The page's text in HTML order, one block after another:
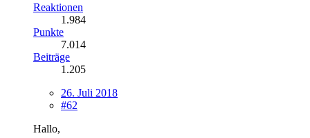
Reaktionen
1.984
Punkte
7.014
Beiträge
1.205
26. Juli 2018
#62
Hallo,